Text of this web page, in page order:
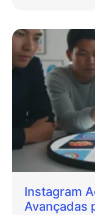
Instagram
Avançadas